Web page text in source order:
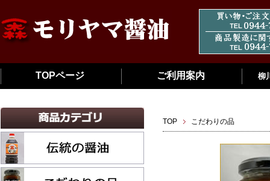
TOPページ ご利用案内 柳
TOP こだわりの品